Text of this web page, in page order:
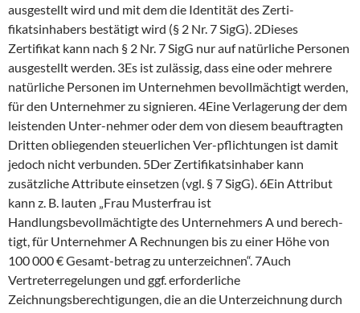
ausgestellt wird und mit dem die Identität des Zerti-
fikatsinhabers bestätigt wird (§ 2 Nr. 7 SigG). 2Dieses
Zertifikat kann nach § 2 Nr. 7 SigG nur auf natürliche Personen
ausgestellt werden. 3Es ist zulässig, dass eine oder mehrere
natürliche Personen im Unternehmen bevollmächtigt werden,
für den Unternehmer zu signieren. 4Eine Verlagerung der dem
leistenden Unter-nehmer oder dem von diesem beauftragten
Dritten obliegenden steuerlichen Ver-pflichtungen ist damit
jedoch nicht verbunden. 5Der Zertifikatsinhaber kann
zusätzliche Attribute einsetzen (vgl. § 7 SigG). 6Ein Attribut
kann z. B. lauten „Frau Musterfrau ist
Handlungsbevollmächtigte des Unternehmers A und berech-
tigt, für Unternehmer A Rechnungen bis zu einer Höhe von
100 000 € Gesamt-betrag zu unterzeichnen“. 7Auch
Vertreterregelungen und ggf. erforderliche
Zeichnungsberechtigungen, die an die Unterzeichnung durch